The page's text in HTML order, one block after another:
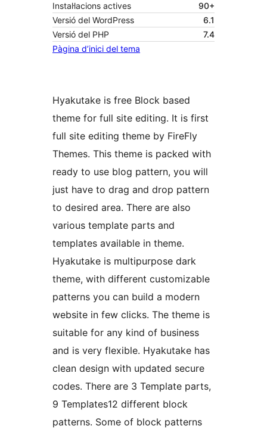
Instal·lacions actives
90+
Versió del WordPress
6.1
Versió del PHP
7.4
Pàgina d’inici del tema
Hyakutake is free Block based
theme for full site editing. It is first
full site editing theme by FireFly
Themes. This theme is packed with
ready to use blog pattern, you will
just have to drag and drop pattern
to desired area. There are also
various template parts and
templates available in theme.
Hyakutake is multipurpose dark
theme, with different customizable
patterns you can build a modern
website in few clicks. The theme is
suitable for any kind of business
and is very flexible. Hyakutake has
clean design with updated secure
codes. There are 3 Template parts,
9 Templates12 different block
patterns. Some of block patterns